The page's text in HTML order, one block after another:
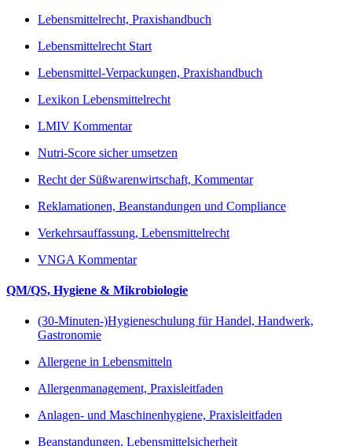
Lebensmittelrecht, Praxishandbuch
Lebensmittelrecht Start
Lebensmittel-Verpackungen, Praxishandbuch
Lexikon Lebensmittelrecht
LMIV Kommentar
Nutri-Score sicher umsetzen
Recht der Süßwarenwirtschaft, Kommentar
Reklamationen, Beanstandungen und Compliance
Verkehrsauffassung, Lebensmittelrecht
VNGA Kommentar
QM/QS, Hygiene & Mikrobiologie
(30-Minuten-)Hygieneschulung für Handel, Handwerk,
Gastronomie
Allergene in Lebensmitteln
Allergenmanagement, Praxisleitfaden
Anlagen- und Maschinenhygiene, Praxisleitfaden
Beanstandungen, Lebensmittelsicherheit